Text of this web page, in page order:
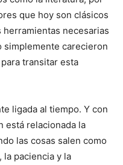
que hoy son clásicos
necesarias
simplemente carecieron
transitar esta
ligada al tiempo. Y con
está relacionada la
las cosas salen como
paciencia y la